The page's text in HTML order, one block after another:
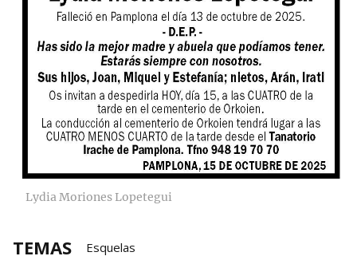
Lydia Moriones Lopetegui
TEMAS Esquelas